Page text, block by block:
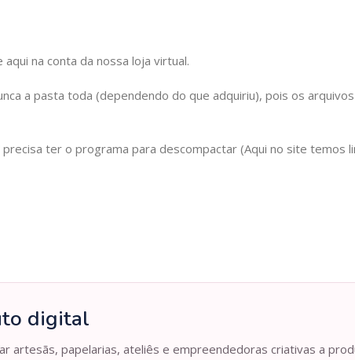
na conta da nossa loja virtual.
a pasta toda (dependendo do que adquiriu), pois os
ter o programa para descompactar (Aqui no site temos
digital
artesãs, papelarias, ateliês e empreendedoras criativas a